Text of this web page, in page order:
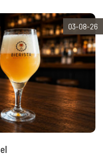
03-08-26